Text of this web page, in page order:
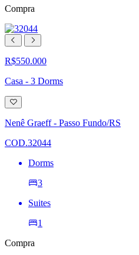
Compra
R$550.000
Casa - 3 Dorms
Adicionar
à
lista
de
Nenê Graeff - Passo Fundo/RS
COD.32044
Dorms
3
Suites
1
Compra